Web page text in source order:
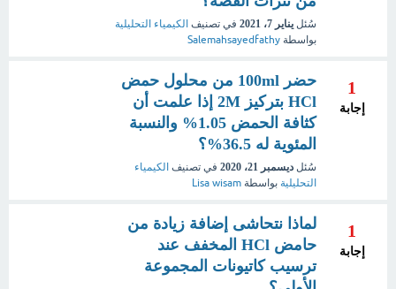
سُئل يناير 7، 2021 في تصنيف الكيمياء التحليلية
بواسطة Salemahsayedfathy
1
إجابة
حضر 100ml من محلول حمض
HCl بتركيز 2M إذا علمت أن
كثافة الحمض 1.05% والنسبة
المئوية له 36.5%؟
سُئل ديسمبر 21، 2020 في تصنيف الكيمياء
التحليلية بواسطة Lisa wisam
1
إجابة
لماذا نتحاشى إضافة زيادة من
حامض HCl المخفف عند
ترسيب كاتيونات المجموعة